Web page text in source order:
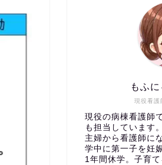
現役看護
もふ
現役の病棟看護師
も担当しています
主婦から看護師に
学中に第一子を妊
1年間休学。子育